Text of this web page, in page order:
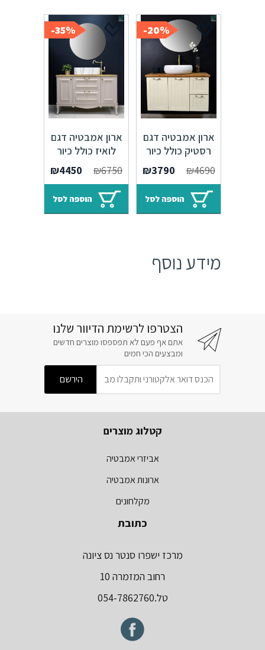
20%-
ארון אמבטיה דגם
רסטיק כולל כיור
איטגרלי או משטח
עץ אלון – 100
₪4690
המחיר
המקורי
היה:
₪4690.
₪3790
המחיר
הנוכחי
₪3790.
הוספה לסל
35%-
ארון אמבטיה דגם
לואיז כולל כיור
איטגרלי או משטח
עץ אלון – 100
₪6750
המחיר
המקורי
היה:
₪6750.
₪4450
הנוכחי
₪4450.
הוספה לסל
מידע נוסף
הצטרפו לרשימת הדיוור שלנו
אתם אף פעם לא תפספסו מוצרים חדשים
ומבצעים הכי חמים
קטלוג מוצרים
אביזרי אמבטיה
ארונות אמבטיה
מקלחונים
כתובת
מרכז ישפרו סנטר נס ציונה
רחוב המזמרה 10
טל.054-7862760